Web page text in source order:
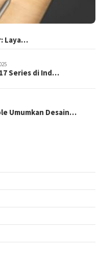
Laya…
Series di Ind…
Umumkan Desain…